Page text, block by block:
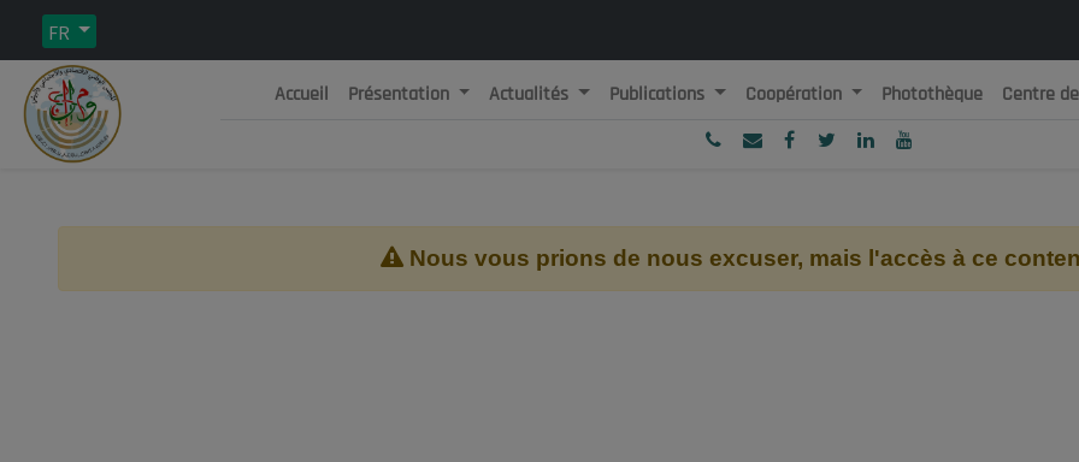
FR
République Algérienne Démocratique et Populaire
Accueil Présentation Actualités Publications Coopération Photothèque Centre
Nous vous prions de nous excuser, mais l'accès à ce